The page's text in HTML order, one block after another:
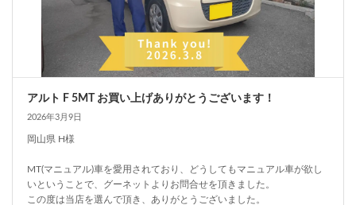
アルト F 5MT お買い上げありがとうございます！
2026年3月9日
岡山県 H様
MT(マニュアル)車を愛用されており、どうしてもマニュアル車が欲し
いということで、グーネットよりお問合せを頂きました。
この度は当店を選んで頂き、ありがとうございました。